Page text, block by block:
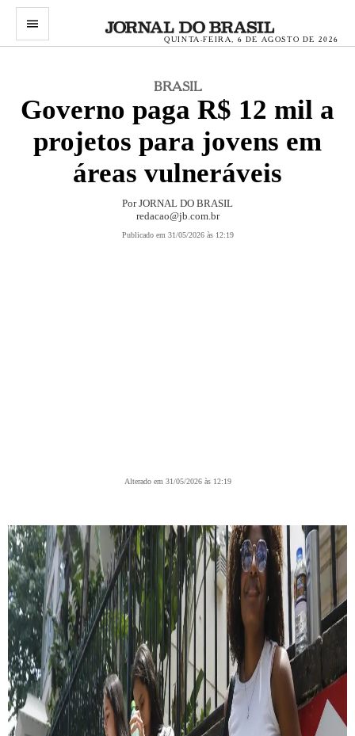
menu
QUINTA-FEIRA, 6 DE AGOSTO DE 2026
BRASIL
Governo paga R$ 12 mil a
projetos para jovens em
áreas vulneráveis
PorJORNAL DO BRASIL
redacao@jb.com.br
Publicado em 31/05/2026 às 12:19
Alterado em 31/05/2026 às 12:19